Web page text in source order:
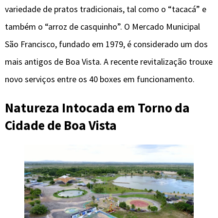
variedade de pratos tradicionais, tal como o “tacacá” e
também o “arroz de casquinho”. O Mercado Municipal
São Francisco, fundado em 1979, é considerado um dos
mais antigos de Boa Vista. A recente revitalização trouxe
novo serviços entre os 40 boxes em funcionamento.
Natureza Intocada em Torno da
Cidade de Boa Vista